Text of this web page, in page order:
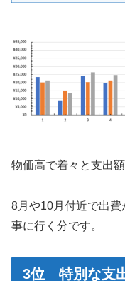
物価高で着々と支出
8月や10月付近で出
事に行く分です。
3位 特別な支